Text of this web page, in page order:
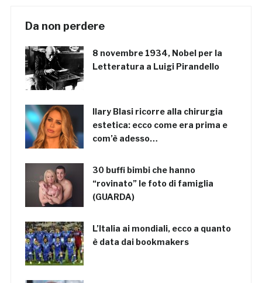
Da non perdere
8 novembre 1934, Nobel per la
Letteratura a Luigi Pirandello
Ilary Blasi ricorre alla chirurgia
estetica: ecco come era prima e
com’è adesso…
30 buffi bimbi che hanno
“rovinato” le foto di famiglia
(GUARDA)
L’Italia ai mondiali, ecco a quanto
è data dai bookmakers